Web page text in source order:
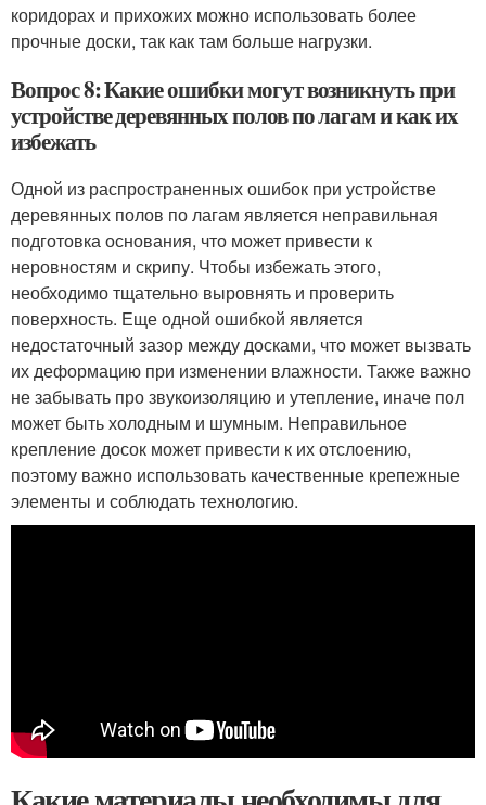
коридорах и прихожих можно использовать более
прочные доски, так как там больше нагрузки.
Вопрос 8: Какие ошибки могут возникнуть при
устройстве деревянных полов по лагам и как их
избежать
Одной из распространенных ошибок при устройстве
деревянных полов по лагам является неправильная
подготовка основания, что может привести к
неровностям и скрипу. Чтобы избежать этого,
необходимо тщательно выровнять и проверить
поверхность. Еще одной ошибкой является
недостаточный зазор между досками, что может вызвать
их деформацию при изменении влажности. Также важно
не забывать про звукоизоляцию и утепление, иначе пол
может быть холодным и шумным. Неправильное
крепление досок может привести к их отслоению,
поэтому важно использовать качественные крепежные
элементы и соблюдать технологию.